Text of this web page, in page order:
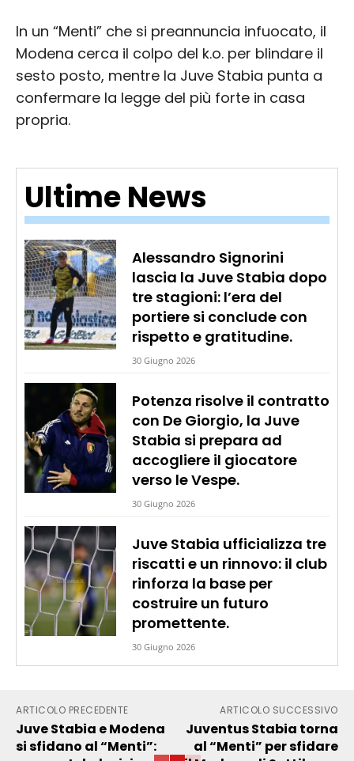
Ultime News
Alessandro Signorini
lascia la Juve Stabia dopo
tre stagioni: l’era del
portiere si conclude con
rispetto e gratitudine.
30 Giugno 2026
Potenza risolve il contratto
con De Giorgio, la Juve
Stabia si prepara ad
accogliere il giocatore
verso le Vespe.
30 Giugno 2026
Juve Stabia ufficializza tre
riscatti e un rinnovo: il club
rinforza la base per
costruire un futuro
promettente.
30 Giugno 2026
In un “Menti” che si preannuncia infuocato, il
Modena cerca il colpo del k.o. per blindare il
sesto posto, mentre la Juve Stabia punta a
confermare la legge del più forte in casa
propria.
ARTICOLO PRECEDENTE
Juve Stabia e Modena
si sfidano al “Menti”:
ARTICOLO SUCCESSIVO
Juventus Stabia torna
al “Menti” per sfidare